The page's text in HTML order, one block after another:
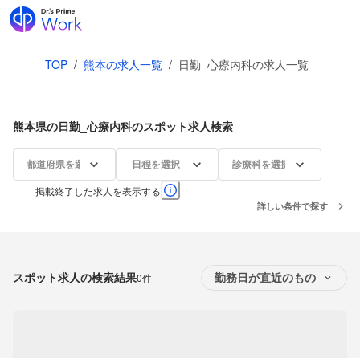
TOP / 熊本の求人一覧 / 日勤_心療内科の求人一覧
熊本県の日勤_心療内科のスポット求人検索
都道府県を選択 日程を選択 診療科を選択
掲載終了した求人を表示する
詳しい条件で探す
スポット求人の検索結果0件 勤務日が直近のもの